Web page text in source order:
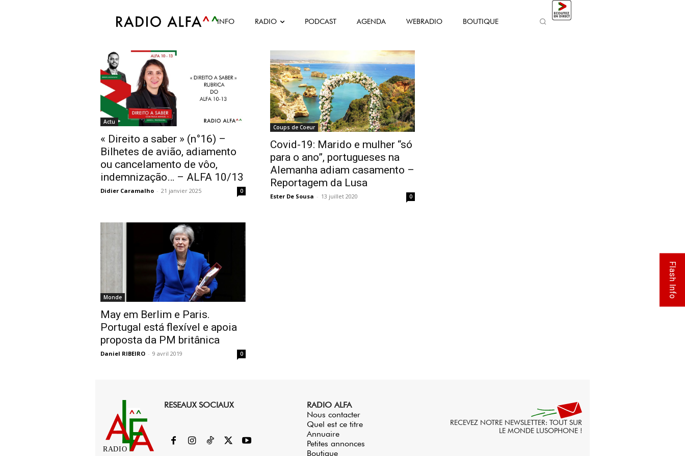
INFO RADIO PODCAST AGENDA WEBRADIO BOUTIQUE
Accueil Tags Adiamento
Tag: adiamento
Actu
« Direito a saber » (n°16) –
Bilhetes de avião, adiamento
ou cancelamento de vôo,
indemnização… – ALFA 10/13
Didier Caramalho - 21 janvier 2025 0
Coups de Coeur
Covid-19: Marido e mulher “só
para o ano”, portugueses na
Alemanha adiam casamento –
Reportagem da Lusa
Ester De Sousa - 13 juillet 2020 0
Monde
May em Berlim e Paris.
Portugal está flexível e apoia
proposta da PM britânica
Daniel RIBEIRO - 9 avril 2019 0
RADIO
RESEAUX SOCIAUX
RADIO ALFA
Nous contacter
Quel est ce titre
Annuaire
Petites annonces
Boutique
RECEVEZ NOTRE NEWSLETTER: TOUT SUR
LE MONDE LUSOPHONE !
Flash Info